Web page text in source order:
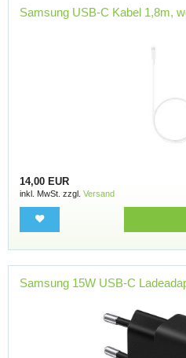
Samsung USB-C Kabel 1,8m,
14,00 EUR
inkl. MwSt. zzgl. Versand
Samsung 15W USB-C